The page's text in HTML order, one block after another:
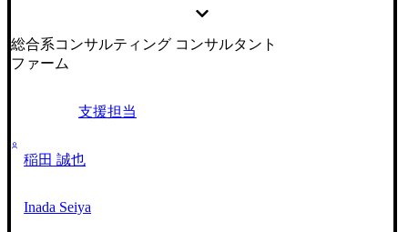
総合系コンサルティング
ファーム
コンサルタント
支援担当
稲田 誠也
Inada Seiya